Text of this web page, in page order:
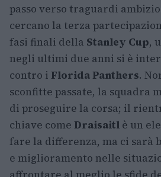
passo verso traguardi
cercano la terza
fasi finali della Stanley Cup,
negli ultimi due anni si è
contro i Florida Panthers.
sconfitte passate, la squadra
di proseguire la corsa; il
chiave come Draisaitl è un
fare la differenza, ma ci sarà
e miglioramento nelle